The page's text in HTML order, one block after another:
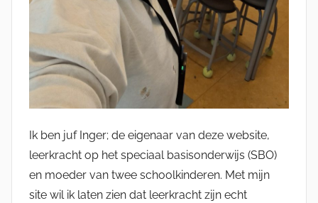
Ik ben juf Inger; de eigenaar van deze website,
leerkracht op het speciaal basisonderwijs (SBO)
en moeder van twee schoolkinderen. Met mijn
site wil ik laten zien dat leerkracht zijn echt